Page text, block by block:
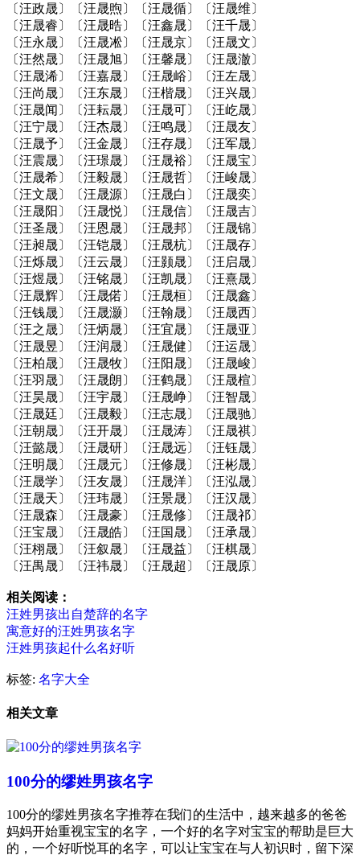
〔汪政晟〕〔汪晟煦〕〔汪晟循〕〔汪晟维〕
〔汪晟睿〕〔汪晟晧〕〔汪鑫晟〕〔汪千晟〕
〔汪永晟〕〔汪晟凇〕〔汪晟京〕〔汪晟文〕
〔汪然晟〕〔汪晟旭〕〔汪馨晟〕〔汪晟澈〕
〔汪晟浠〕〔汪嘉晟〕〔汪晟峪〕〔汪左晟〕
〔汪尚晟〕〔汪东晟〕〔汪楷晟〕〔汪兴晟〕
〔汪晟闻〕〔汪耘晟〕〔汪晟可〕〔汪屹晟〕
〔汪宁晟〕〔汪杰晟〕〔汪鸣晟〕〔汪晟友〕
〔汪晟予〕〔汪金晟〕〔汪存晟〕〔汪军晟〕
〔汪震晟〕〔汪璟晟〕〔汪晟裕〕〔汪晟宝〕
〔汪晟希〕〔汪毅晟〕〔汪晟哲〕〔汪峻晟〕
〔汪文晟〕〔汪晟源〕〔汪晟白〕〔汪晟奕〕
〔汪晟阳〕〔汪晟悦〕〔汪晟信〕〔汪晟吉〕
〔汪圣晟〕〔汪恩晟〕〔汪晟邦〕〔汪晟锦〕
〔汪昶晟〕〔汪铠晟〕〔汪晟杭〕〔汪晟存〕
〔汪烁晟〕〔汪云晟〕〔汪颢晟〕〔汪启晟〕
〔汪煜晟〕〔汪铭晟〕〔汪凯晟〕〔汪熹晟〕
〔汪晟辉〕〔汪晟偌〕〔汪晟桓〕〔汪晟鑫〕
〔汪钱晟〕〔汪晟灏〕〔汪翰晟〕〔汪晟西〕
〔汪之晟〕〔汪炳晟〕〔汪宜晟〕〔汪晟亚〕
〔汪晟昱〕〔汪润晟〕〔汪晟健〕〔汪运晟〕
〔汪柏晟〕〔汪晟牧〕〔汪阳晟〕〔汪晟峻〕
〔汪羽晟〕〔汪晟朗〕〔汪鹤晟〕〔汪晟楦〕
〔汪昊晟〕〔汪宇晟〕〔汪晟峥〕〔汪智晟〕
〔汪晟廷〕〔汪晟毅〕〔汪志晟〕〔汪晟驰〕
〔汪朝晟〕〔汪开晟〕〔汪晟涛〕〔汪晟祺〕
〔汪懿晟〕〔汪晟研〕〔汪晟远〕〔汪钰晟〕
〔汪明晟〕〔汪晟元〕〔汪修晟〕〔汪彬晟〕
〔汪晟学〕〔汪友晟〕〔汪晟洋〕〔汪泓晟〕
〔汪晟天〕〔汪玮晟〕〔汪景晟〕〔汪汉晟〕
〔汪晟森〕〔汪晟豪〕〔汪晟修〕〔汪晟祁〕
〔汪宝晟〕〔汪晟皓〕〔汪国晟〕〔汪承晟〕
〔汪栩晟〕〔汪叙晟〕〔汪晟益〕〔汪棋晟〕
〔汪禺晟〕〔汪祎晟〕〔汪晟超〕〔汪晟原〕
相关阅读：
汪姓男孩出自楚辞的名字
寓意好的汪姓男孩名字
汪姓男孩起什么名好听
标签: 名字大全
相关文章
100分的缪姓男孩名字
100分的缪姓男孩名字推荐在我们的生活中，越来越多的爸爸
妈妈开始重视宝宝的名字，一个好的名字对宝宝的帮助是巨大
的，一个好听悦耳的名字，可以让宝宝在与人初识时，留下深